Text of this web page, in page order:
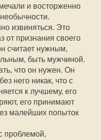
и восторженно
извиняться. Это
от признания своего
считает нужным,
быть мужчиной.
что он нужен. Он
него никак, что с
к лучшему, его
его принимают
малейших попыток
проблемой,